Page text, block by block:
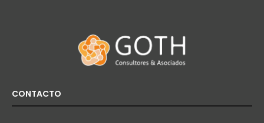
CONTACTO